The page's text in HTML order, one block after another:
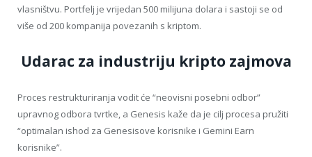
vlasništvu. Portfelj je vrijedan 500 milijuna dolara i sastoji se od
više od 200 kompanija povezanih s kriptom.
Udarac za industriju kripto zajmova
Proces restrukturiranja vodit će “neovisni posebni odbor”
upravnog odbora tvrtke, a Genesis kaže da je cilj procesa pružiti
“optimalan ishod za Genesisove korisnike i Gemini Earn
korisnike”.